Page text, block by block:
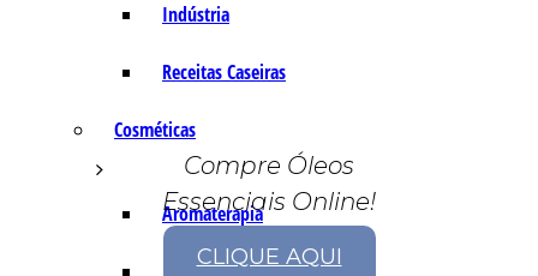
Indústria
Receitas Caseiras
Cosméticas
Aromaterapia
Compre Óleos
Essenciais Online!
CLIQUE AQUI